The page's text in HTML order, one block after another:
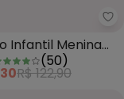
Infantil Menina
Infantil Menina
(50)
R$ 122,90